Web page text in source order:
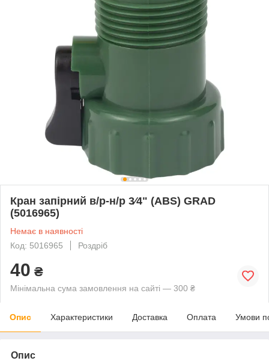
Кран запірний в/р-н/р 3⁄4" (ABS) GRAD
(5016965)
Немає в наявності
Код: 5016965
Роздріб
40 ₴
Мінімальна сума замовлення на сайті — 300 ₴
Опис Характеристики Доставка Оплата Умови
Опис